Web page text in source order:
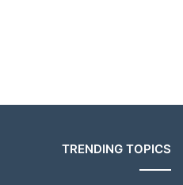
TRENDING TOPICS